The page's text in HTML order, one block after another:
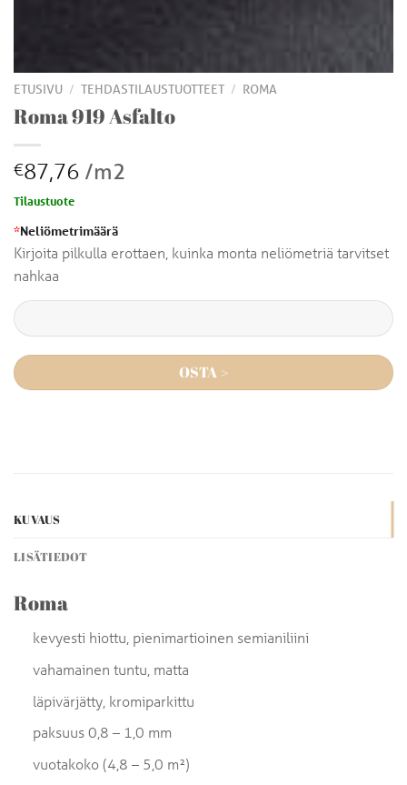
ETUSIVU / TEHDASTILAUSTUOTTEET / ROMA
Roma 919 Asfalto
€87,76 /m2
Tilaustuote
*Neliömetrimäärä
Kirjoita pilkulla erottaen, kuinka monta neliömetriä tarvitset
nahkaa
OSTA >
KUVAUS
LISÄTIEDOT
Roma
kevyesti hiottu, pienimartioinen semianiliini
vahamainen tuntu, matta
läpivärjätty, kromiparkittu
paksuus 0,8 – 1,0 mm
vuotakoko (4,8 – 5,0 m²)